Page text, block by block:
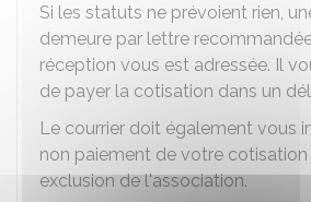
Si les statuts ne prévoient rien,
demeure par lettre
réception vous est adressée. Il
de payer la cotisation dans un
Le courrier doit également vous
non paiement de votre
exclusion de l'association.